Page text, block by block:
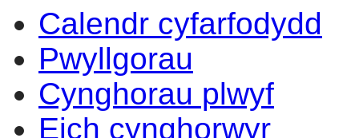
Calendr cyfarfodydd
Pwyllgorau
Cynghorau plwyf
Eich cynghorwyr